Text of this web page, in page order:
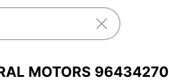
MOTORS 96434270